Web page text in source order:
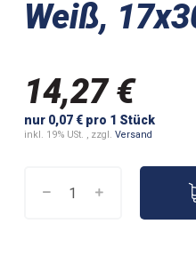
Weiß,
14,27 €
nur 0,07 € pro 1 Stück
inkl. 19% USt. , zzgl. Versand